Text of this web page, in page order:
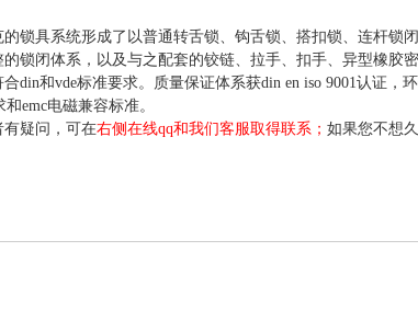
锁具系统形成了以普通转舌锁、钩舌锁、搭扣锁、连杆锁
锁闭体系，以及与之配套的铰链、拉手、扣手、异型橡胶
din和vde标准要求。质量保证体系获din en iso 9001认证，
emc电磁兼容标准。
疑问，可在右侧在线qq和我们客服取得联系； 如果您不想